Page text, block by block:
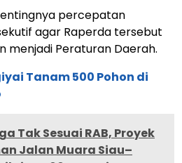
percepatan
agar Raperda tersebut
menjadi Peraturan Daerah.
Tanam 500 Pohon di
Tak Sesuai RAB, Proyek
Jalan Muara Siau–